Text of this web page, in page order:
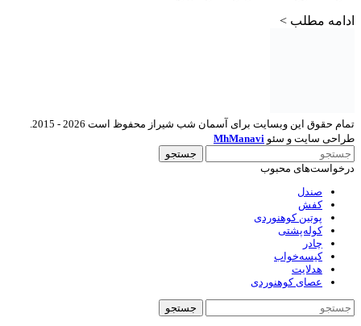
ادامه مطلب >
طراحی سایت و سئو MhManavi
جستجو
درخواست‌های محبوب
صندل
کفش
پوتین کوهنوردی
کوله‌پشتی
چادر
کیسه‌خواب
هدلایت
عصای کوهنوردی
جستجو